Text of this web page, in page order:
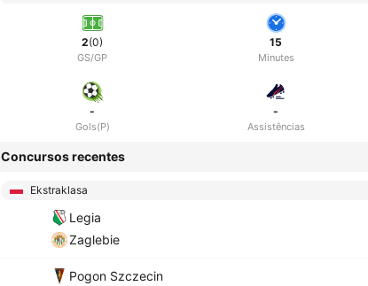
2(0)
GS/GP
15
Minutes
-
Gols(P)
-
Assistências
Concursos recentes
Ekstraklasa
Legia
Zaglebie
Pogon Szczecin